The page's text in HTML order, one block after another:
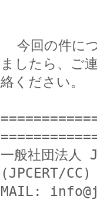
ましたら、ご
絡ください。
一般社団法人
(JPCERT/CC)
MAIL: